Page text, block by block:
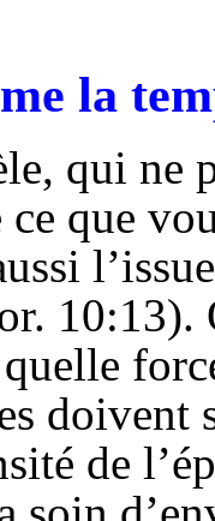
la
qui ne
ce que
10:13).
doivent
de